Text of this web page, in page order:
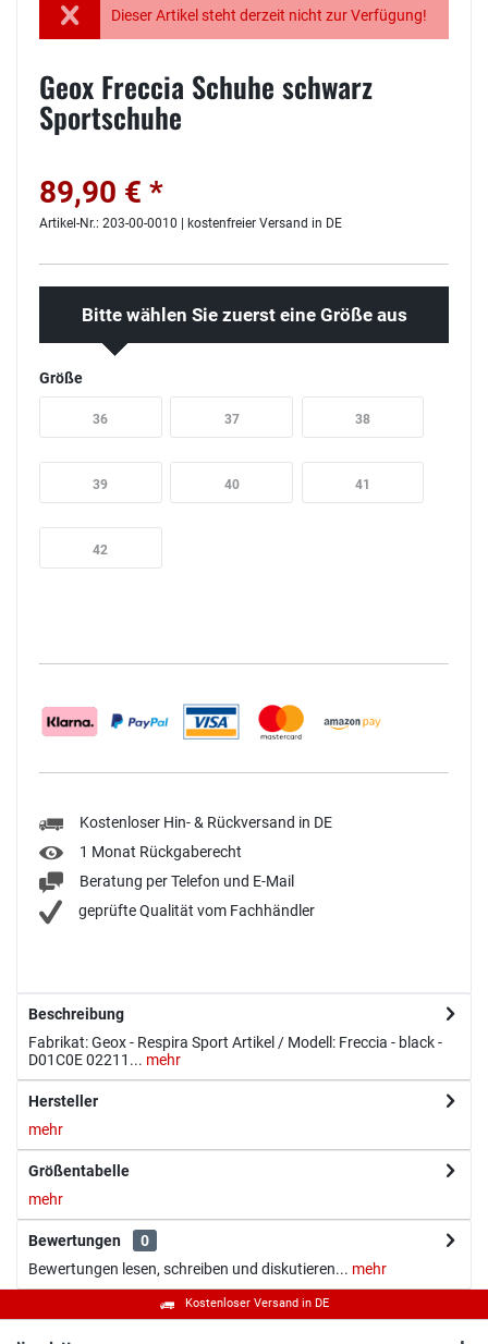
Dieser Artikel steht derzeit nicht zur Verfügung!
Geox Freccia Schuhe schwarz
Sportschuhe
89,90 € *
Artikel-Nr.: 203-00-0010 | kostenfreier Versand in DE
Bitte wählen Sie zuerst eine Größe aus
Größe
36 37 38
39 40 41
42
Kostenloser Hin- & Rückversand in DE
1 Monat Rückgaberecht
Beratung per Telefon und E-Mail
geprüfte Qualität vom Fachhändler
Beschreibung
Fabrikat: Geox - Respira Sport Artikel / Modell: Freccia - black -
D01C0E 02211... mehr
Hersteller
mehr
Größentabelle
mehr
Bewertungen
0
Bewertungen lesen, schreiben und diskutieren... mehr
Kostenloser Versand in DE